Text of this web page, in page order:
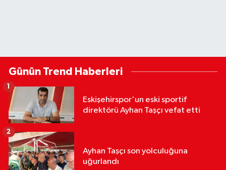
Günün Trend Haberleri
Eskişehirspor'un eski sportif
direktörü Ayhan Taşçı vefat etti
1
Ayhan Taşçı son yolculuğuna
uğurlandı
2